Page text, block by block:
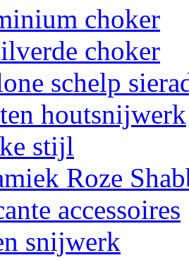
choker
choker
schelp
houtsnijwerk
stijl
Roze
accessoires
snijwerk